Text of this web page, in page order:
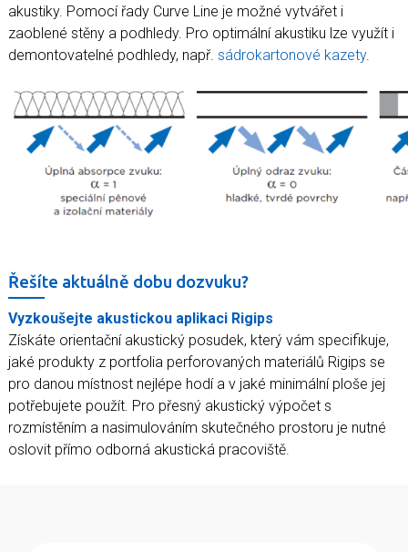
akustiky. Pomocí řady Curve Line je možné vytvářet i
zaoblené stěny a podhledy. Pro optimální akustiku lze využít i
demontovatelné podhledy, např. sádrokartonové kazety.
Řešíte aktuálně dobu dozvuku?
Vyzkoušejte akustickou aplikaci Rigips
Získáte orientační akustický posudek, který vám specifikuje,
jaké produkty z portfolia perforovaných materiálů Rigips se
pro danou místnost nejlépe hodí a v jaké minimální ploše jej
potřebujete použít. Pro přesný akustický výpočet s
rozmístěním a nasimulováním skutečného prostoru je nutné
oslovit přímo odborná akustická pracoviště.